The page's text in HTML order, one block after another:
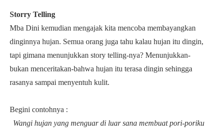
Storry Telling
Mba Dini kemudian mengajak kita mencoba membayangkan
dinginnya hujan. Semua orang juga tahu kalau hujan itu dingin,
tapi gimana menunjukkan story telling-nya? Menunjukkan-
bukan menceritakan-bahwa hujan itu terasa dingin sehingga
rasanya sampai menyentuh kulit.
Begini contohnya :
Wangi hujan yang menguar di luar sana membuat pori-poriku